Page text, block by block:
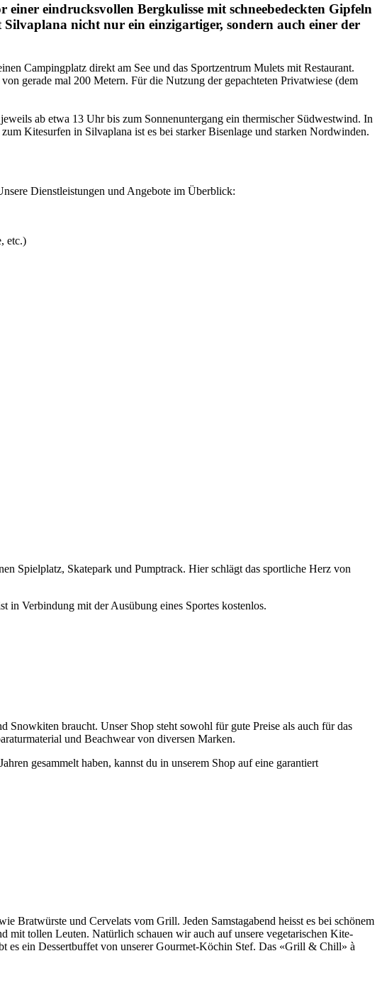
eindrucksvollen Bergkulisse mit schneebedeckten Gipfeln
nicht nur ein einzigartiger, sondern auch einer der
Campingplatz direkt am See und das Sportzentrum Mulets mit Restaurant.
gerade mal 200 Metern. Für die Nutzung der gepachteten Privatwiese (dem
ab etwa 13 Uhr bis zum Sonnenuntergang ein thermischer Südwestwind. In
Kitesurfen in Silvaplana ist es bei starker Bisenlage und starken Nordwinden.
Dienstleistungen und Angebote im Überblick:
etc.)
Spielplatz, Skatepark und Pumptrack. Hier schlägt das sportliche Herz von
in Verbindung mit der Ausübung eines Sportes kostenlos.
braucht. Unser Shop steht sowohl für gute Preise als auch für das
und Beachwear von diversen Marken.
gesammelt haben, kannst du in unserem Shop auf eine garantiert
Bratwürste und Cervelats vom Grill. Jeden Samstagabend heisst es bei schönem
tollen Leuten. Natürlich schauen wir auch auf unsere vegetarischen Kite-
es ein Dessertbuffet von unserer Gourmet-Köchin Stef. Das «Grill & Chill» à